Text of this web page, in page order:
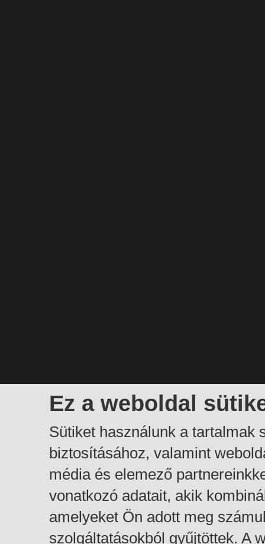
Ez a weboldal
Sütiket használunk a tartalmak
biztosításához, valamint
média és elemező
vonatkozó adatait, akik
amelyeket Ön adott meg
szolgáltatásokból gyűjtöttek. A